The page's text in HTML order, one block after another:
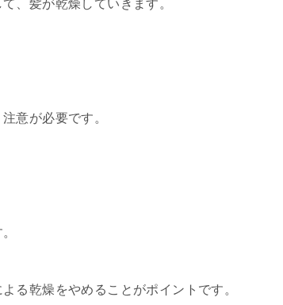
、髪が乾燥していきます。
意が必要です。
る乾燥をやめることがポイントです。